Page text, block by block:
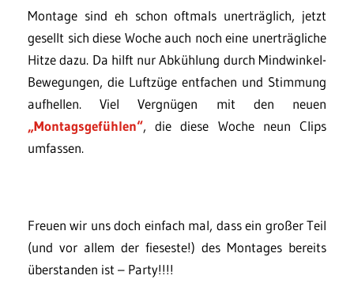
Montage sind eh schon oftmals unerträglich, jetzt
gesellt sich diese Woche auch noch eine unerträgliche
Hitze dazu. Da hilft nur Abkühlung durch Mindwinkel-
Bewegungen, die Luftzüge entfachen und Stimmung
aufhellen. Viel Vergnügen mit den neuen
„Montagsgefühlen“, die diese Woche neun Clips
umfassen.
Freuen wir uns doch einfach mal, dass ein großer Teil
(und vor allem der fieseste!) des Montages bereits
überstanden ist – Party!!!!